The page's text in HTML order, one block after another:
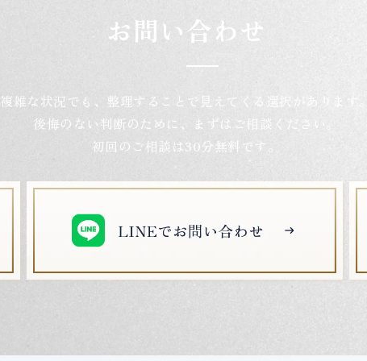
お問い合わせ
複雑な状況でも、整理することで 見えてくる選択があります
後悔のない判断のために、まずはご相談ください。
初回のご相談は30分無料です。